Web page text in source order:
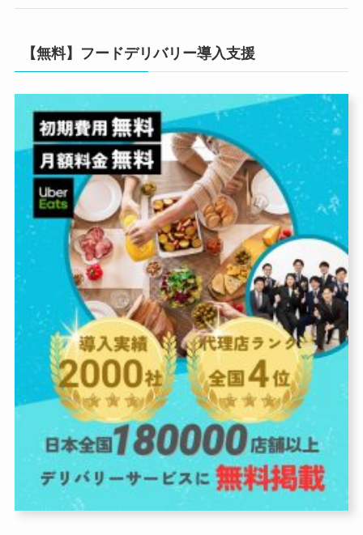
【無料】フードデリバリー導入支援